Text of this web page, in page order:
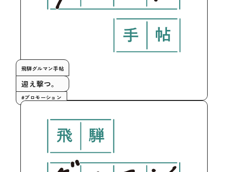
飛騨グルマン手帖
迎え撃つ。
#プロモーション